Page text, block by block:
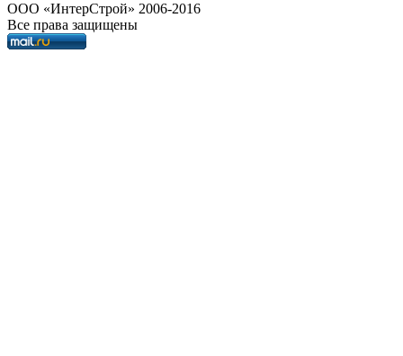
OOO «ИнтерСтрой» 2006-2016
Все права защищены